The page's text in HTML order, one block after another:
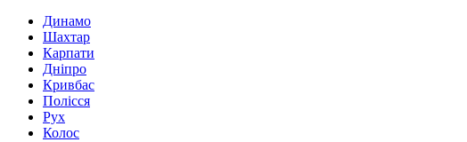
Динамо
Шахтар
Карпати
Дніпро
Кривбас
Полісся
Рух
Колос